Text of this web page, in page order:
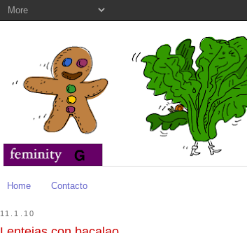
Home Contacto
11.1.10